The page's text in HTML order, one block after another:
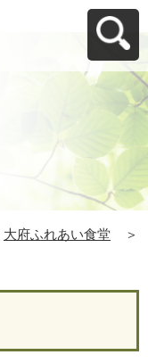
大府ふれあい食堂
＞